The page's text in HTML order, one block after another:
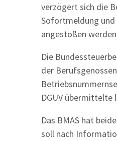
verzögert sich die
Sofortmeldung und
angestoßen
Die
der
DGUV
Das BMAS hat
soll nach